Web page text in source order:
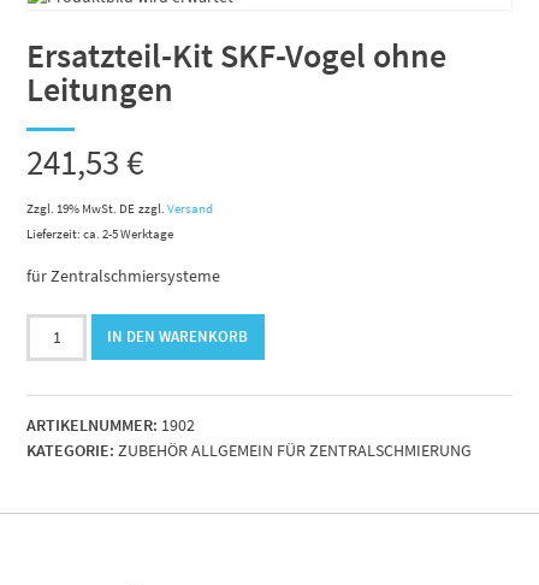
Ersatzteil-Kit SKF-Vogel ohne
Leitungen
241,53€
Zzgl. 19% MwSt. DE zzgl.Versand
Lieferzeit: ca. 2-5 Werktage
für Zentralschmiersysteme
Ersatzteil-
Vogel
ohne
Leitungen
IN DEN WARENKORB
ARTIKELNUMMER: 1902
KATEGORIE: ZUBEHÖR ALLGEMEIN FÜR ZENTRALSCHMIERUNG